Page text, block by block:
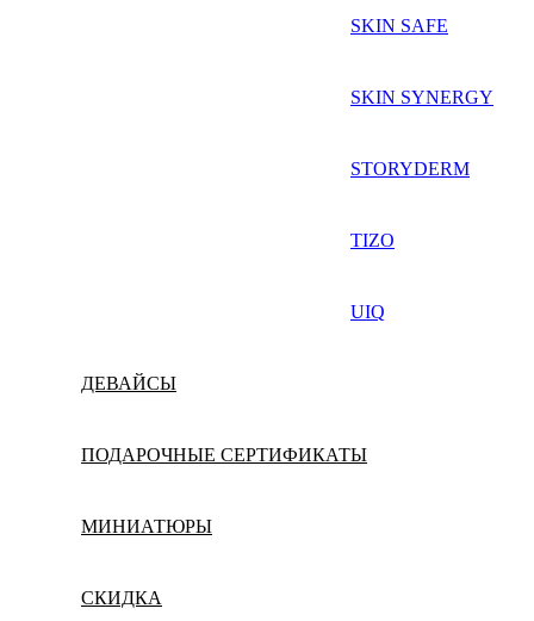
SKIN SAFE
SKIN SYNERGY
STORYDERM
TIZO
UIQ
ДЕВАЙСЫ
ПОДАРОЧНЫЕ СЕРТИФИКАТЫ
МИНИАТЮРЫ
СКИДКА